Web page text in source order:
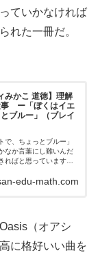
ていかなければ
れた一冊だ。
みかこ 道徳】理解
事 ー「ぼくはイエ
ブルー」（ブレイ
で、ちょっとブルー」
なか言葉にし難いんだ
ればと思っています。
きました。…
edu-math.com
（オアシ
に格好いい曲を